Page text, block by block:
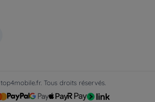
top4mobile.fr. Tous droits réservés.